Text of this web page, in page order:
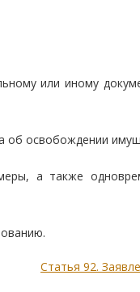
или иному
об освобождении
а также
Статья 92.